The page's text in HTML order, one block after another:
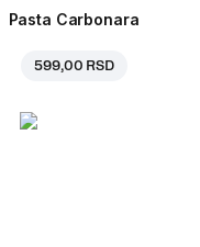
Pasta Carbonara
599,00 RSD